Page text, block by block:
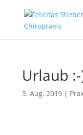
Urlaub
3. Aug. 2019|